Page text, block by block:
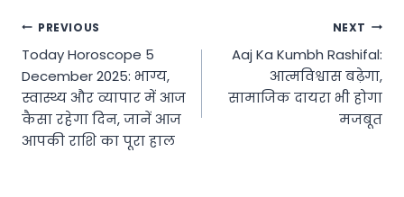
Post
navigation
PREVIOUS
Today Horoscope 5
December 2025: भाग्य,
स्वास्थ्य और व्यापार में आज
कैसा रहेगा दिन, जानें आज
आपकी राशि का पूरा हाल
NEXT
Aaj Ka Kumbh Rashifal:
आत्मविश्वास बढ़ेगा,
सामाजिक दायरा भी होगा
मजबूत